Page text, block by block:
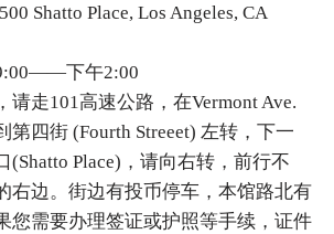
Shatto Place, Los Angeles, CA
下午2:00
请走101高速公路，在Vermont Ave.
第四街 (Fourth Streeet) 左转，下一
(Shatto Place)，请向右转，前行不
右边。街边有投币停车，本馆路北有
您需要办理签证或护照等手续，证件